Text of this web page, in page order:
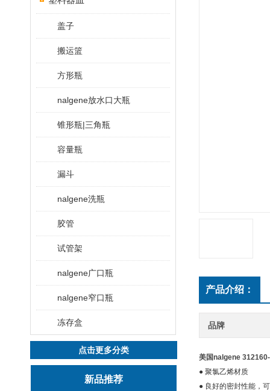
盖子
搬运篮
方形瓶
nalgene放水口大瓶
锥形瓶|三角瓶
容量瓶
漏斗
nalgene洗瓶
胶管
试管架
nalgene广口瓶
nalgene窄口瓶
冻存盒
点击更多分类
新品推荐
产品介绍：
品牌
美国nalgene
● 聚氯乙烯材质
● 良好的密封性能，